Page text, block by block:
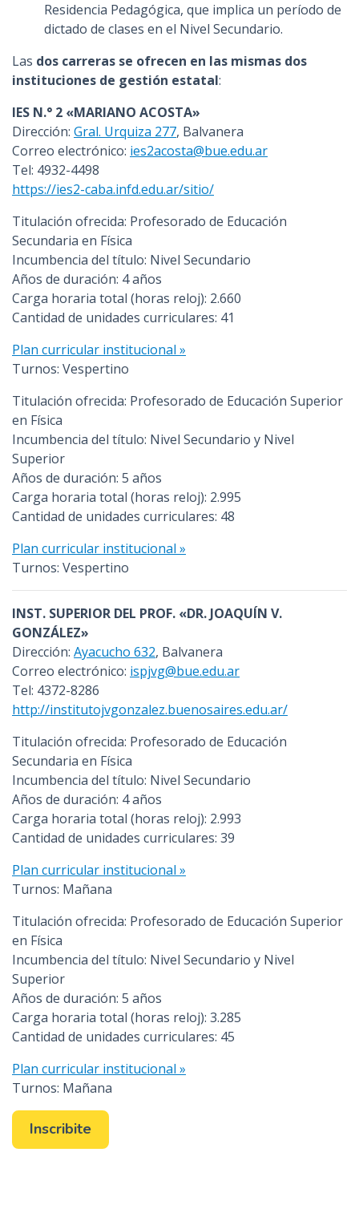
Residencia Pedagógica, que implica un período de
dictado de clases en el Nivel Secundario.
Las dos carreras se ofrecen en las mismas dos
instituciones de gestión estatal:
IES N.° 2 «MARIANO ACOSTA»
Dirección: Gral. Urquiza 277, Balvanera
Correo electrónico: ies2acosta@bue.edu.ar
Tel: 4932-4498
https://ies2-caba.infd.edu.ar/sitio/
Titulación ofrecida: Profesorado de Educación
Secundaria en Física
Incumbencia del título: Nivel Secundario
Años de duración: 4 años
Carga horaria total (horas reloj): 2.660
Cantidad de unidades curriculares: 41
Plan curricular institucional »
Turnos: Vespertino
Titulación ofrecida: Profesorado de Educación Superior
en Física
Incumbencia del título: Nivel Secundario y Nivel
Superior
Años de duración: 5 años
Carga horaria total (horas reloj): 2.995
Cantidad de unidades curriculares: 48
Plan curricular institucional »
Turnos: Vespertino
INST. SUPERIOR DEL PROF. «DR. JOAQUÍN V.
GONZÁLEZ»
Dirección: Ayacucho 632, Balvanera
Correo electrónico: ispjvg@bue.edu.ar
Tel: 4372-8286
http://institutojvgonzalez.buenosaires.edu.ar/
Titulación ofrecida: Profesorado de Educación
Secundaria en Física
Incumbencia del título: Nivel Secundario
Años de duración: 4 años
Carga horaria total (horas reloj): 2.993
Cantidad de unidades curriculares: 39
Plan curricular institucional »
Turnos: Mañana
Titulación ofrecida: Profesorado de Educación Superior
en Física
Incumbencia del título: Nivel Secundario y Nivel
Superior
Años de duración: 5 años
Carga horaria total (horas reloj): 3.285
Cantidad de unidades curriculares: 45
Plan curricular institucional »
Turnos: Mañana
Inscribite